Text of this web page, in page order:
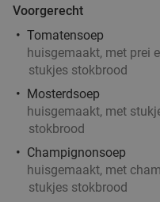
Voorgerecht
Tomatensoep
huisgemaakt, met prei
stukjes stokbrood
Mosterdsoep
huisgemaakt, met
stokbrood
Champignonsoep
huisgemaakt, met
stukjes stokbrood